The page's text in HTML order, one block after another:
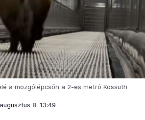
a mozgólépcsőn a 2-es metró Kossuth
8. 13:49